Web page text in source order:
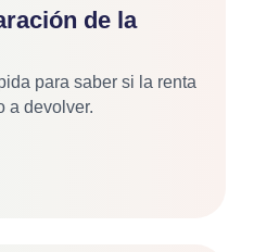
de la
para saber si la renta
a devolver.